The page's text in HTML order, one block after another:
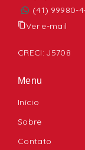
(41) 99980-
Ver e-mail
CRECI: J5708
Menu
Início
Sobre
Contato